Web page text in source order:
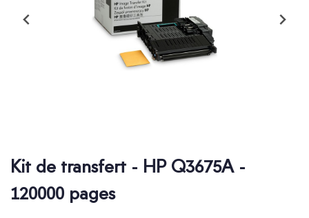
Kit de transfert - HP Q3675A -
120000 pages